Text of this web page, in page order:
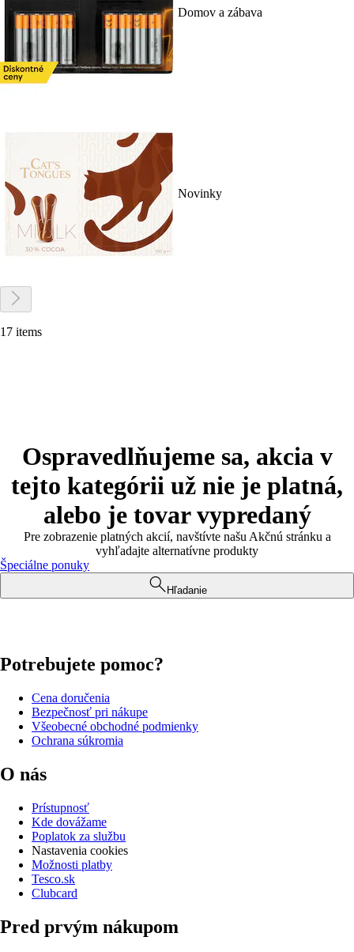
Domov a zábava
Novinky
17 items
Ospravedlňujeme sa, akcia v
tejto kategórii už nie je platná,
alebo je tovar vypredaný
Pre zobrazenie platných akcií, navštívte našu Akčnú stránku a
vyhľadajte alternatívne produkty
Špeciálne ponuky
Hľadanie
Potrebujete pomoc?
Cena doručenia
Bezpečnosť pri nákupe
Všeobecné obchodné podmienky
Ochrana súkromia
O nás
Prístupnosť
Kde dovážame
Poplatok za službu
Nastavenia cookies
Možnosti platby
Tesco.sk
Clubcard
Pred prvým nákupom